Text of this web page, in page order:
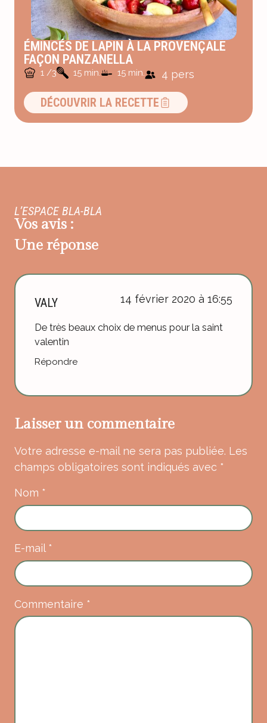
ÉMINCÉS DE LAPIN À LA PROVENÇALE
FAÇON PANZANELLA
1 /3 15 min. 15 min. 4 pers
DÉCOUVRIR LA RECETTE
L’ESPACE BLA-BLA
Vos avis :
Une réponse
VALY 14 février 2020 à 16:55
De très beaux choix de menus pour la saint
valentin
Répondre
Laisser un commentaire
Votre adresse e-mail ne sera pas publiée. Les
champs obligatoires sont indiqués avec *
Commentaire *
Nom *
E-mail *